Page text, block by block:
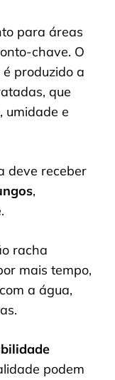
para áreas
chave. O
produzido a
que
umidade e
deve receber
,
racha
mais tempo,
a água,
podem